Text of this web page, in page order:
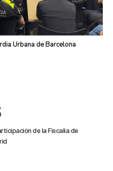
Urbana de Barcelona
de la Fiscalía de